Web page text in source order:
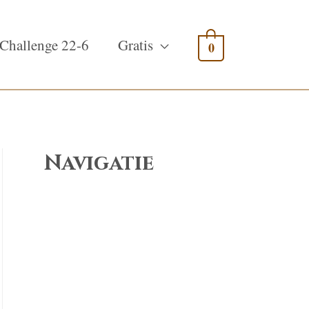
Challenge 22-6 Gratis 0
Navigatie